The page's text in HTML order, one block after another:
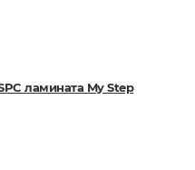
ламината My Step